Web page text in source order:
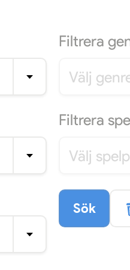
Filtrera
Välj
Filtrera
Välj
Sök